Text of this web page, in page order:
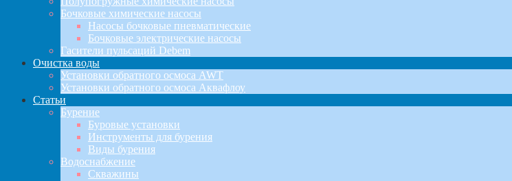
Бочковые химические насосы
Насосы бочковые пневматические
Бочковые электрические насосы
Гасители пульсаций Debem
Очистка воды
Установки обратного осмоса AWT
Установки обратного осмоса Аквафлоу
Статьи
Бурение
Буровые установки
Инструменты для бурения
Виды бурения
Водоснабжение
Скважины